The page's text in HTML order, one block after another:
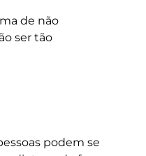
de não
ser tão
podem se